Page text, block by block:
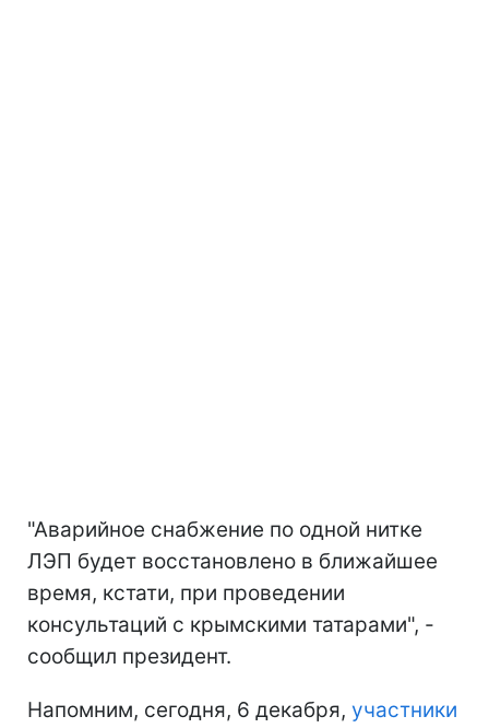
"Аварийное снабжение по одной нитке
ЛЭП будет восстановлено в ближайшее
время, кстати, при проведении
консультаций с крымскими татарами", -
сообщил президент.
Напомним, сегодня, 6 декабря, участники